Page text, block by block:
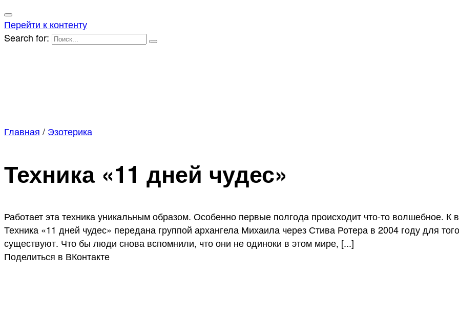
Перейти к контенту
Search for:
Главная / Эзотерика
Техника «11 дней чудес»
Работает эта техника уникальным образом. Особенно первые полгода происходит что-то волшебное.
Техника «11 дней чудес» передана группой архангела Михаила через Стива Ротера в 2004 году для
существуют. Что бы люди снова вспомнили, что они не одиноки в этом мире, [...]
Поделиться в ВКонтакте